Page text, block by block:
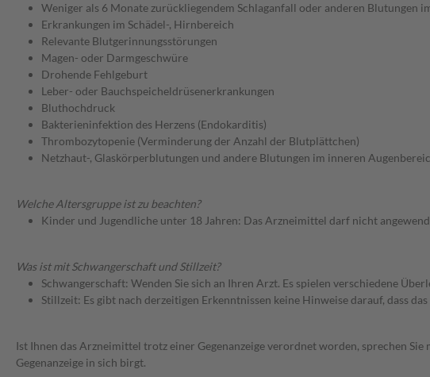
Weniger als 6 Monate zurückliegendem Schlaganfall oder anderen Blutungen
Erkrankungen im Schädel-, Hirnbereich
Relevante Blutgerinnungsstörungen
Magen- oder Darmgeschwüre
Drohende Fehlgeburt
Leber- oder Bauchspeicheldrüsenerkrankungen
Bluthochdruck
Bakterieninfektion des Herzens (Endokarditis)
Thrombozytopenie (Verminderung der Anzahl der Blutplättchen)
Netzhaut-, Glaskörperblutungen und andere Blutungen im inneren
Welche Altersgruppe ist zu beachten?
Kinder und Jugendliche unter 18 Jahren: Das Arzneimittel darf nicht
Was ist mit Schwangerschaft und Stillzeit?
Schwangerschaft: Wenden Sie sich an Ihren Arzt. Es spielen verschiedene
Stillzeit: Es gibt nach derzeitigen Erkenntnissen keine Hinweise darauf, dass
Ist Ihnen das Arzneimittel trotz einer Gegenanzeige verordnet worden, sprechen
Gegenanzeige in sich birgt.